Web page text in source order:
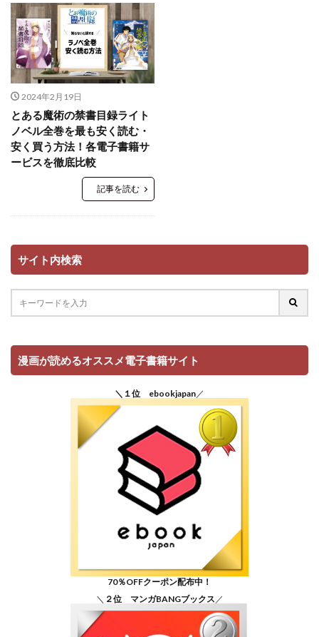
2024年2月19日
とある魔術の禁書目録ライト
ノベル全巻を最も安く読む・
安く買う方法！各電子書籍サ
ービスを徹底比較
記事を読む
サイト内検索
漫画が読めるオススメ電子書籍サイト
＼１位 ebookjapan／
70％OFFクーポン配布中！
＼ ２位 マンガBANGブックス ／